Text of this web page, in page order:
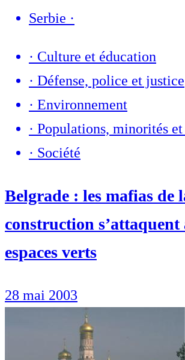
Serbie ·
· Culture et éducation
· Défense, police et justice
· Environnement
· Populations, minorités
· Société
Belgrade : les mafias de
construction s’attaquent
espaces verts
28 mai 2003